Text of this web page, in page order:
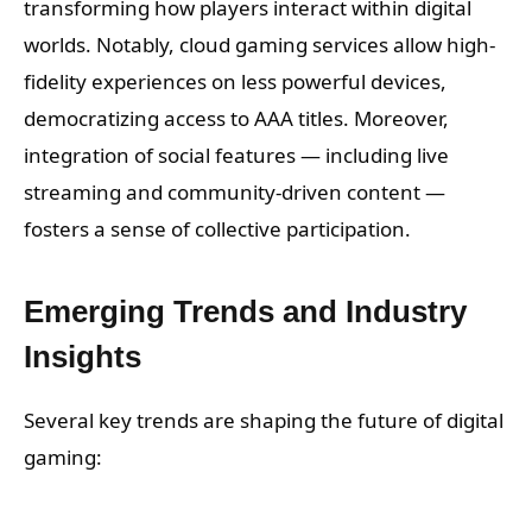
transforming how players interact within digital
worlds. Notably, cloud gaming services allow high-
fidelity experiences on less powerful devices,
democratizing access to AAA titles. Moreover,
integration of social features — including live
streaming and community-driven content —
fosters a sense of collective participation.
Emerging Trends and Industry
Insights
Several key trends are shaping the future of digital
gaming: